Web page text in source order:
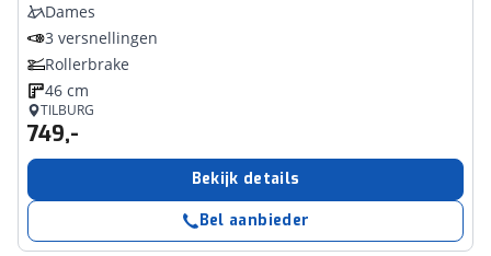
Dames
3 versnellingen
Rollerbrake
46 cm
TILBURG
749,-
Bekijk details
Bel aanbieder